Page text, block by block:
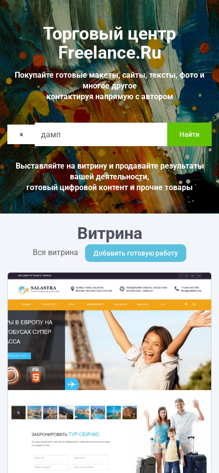
Торговый центр
Freelance.Ru
Покупайте готовые макеты, сайты, тексты, фото и
многое другое
контактируя напрямую с автором
× Найти
Выставляйте на витрину и продавайте результаты
вашей деятельности,
готовый цифровой контент и прочие товары
Витрина
Вся витрина Добавить готовую работу